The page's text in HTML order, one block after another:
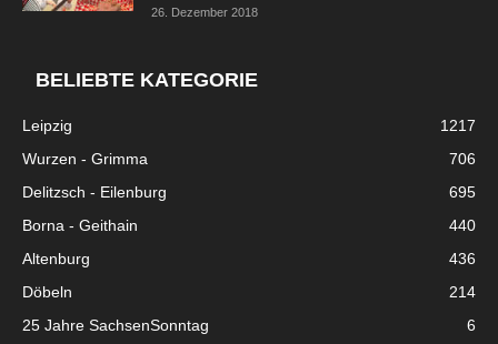
26. Dezember 2018
BELIEBTE KATEGORIE
Leipzig
1217
Wurzen - Grimma
706
Delitzsch - Eilenburg
695
Borna - Geithain
440
Altenburg
436
Döbeln
214
25 Jahre SachsenSonntag
6